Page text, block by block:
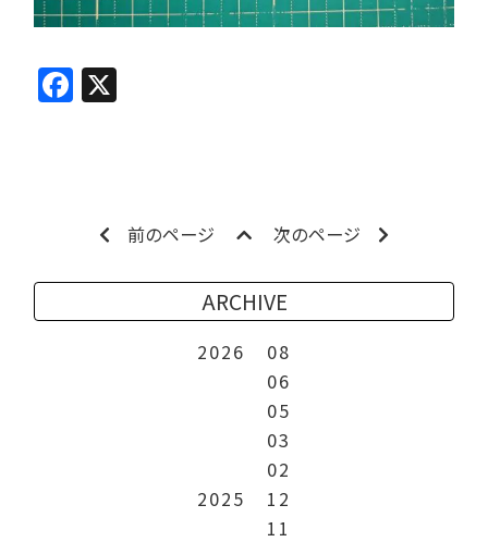
Facebook
前のページ 次のページ
ARCHIVE
2026
08
06
05
03
02
2025
12
11